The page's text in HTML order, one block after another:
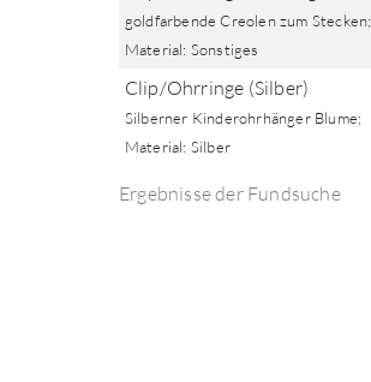
Ergebnisse der Fundsuche
goldfarbende Creolen zum Stecken;
Material: Sonstiges
Clip/Ohrringe (Silber)
Silberner Kinderohrhänger Blume;
Material: Silber